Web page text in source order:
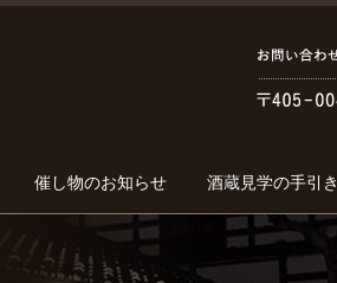
催し物のお知らせ 酒蔵見学の手引き